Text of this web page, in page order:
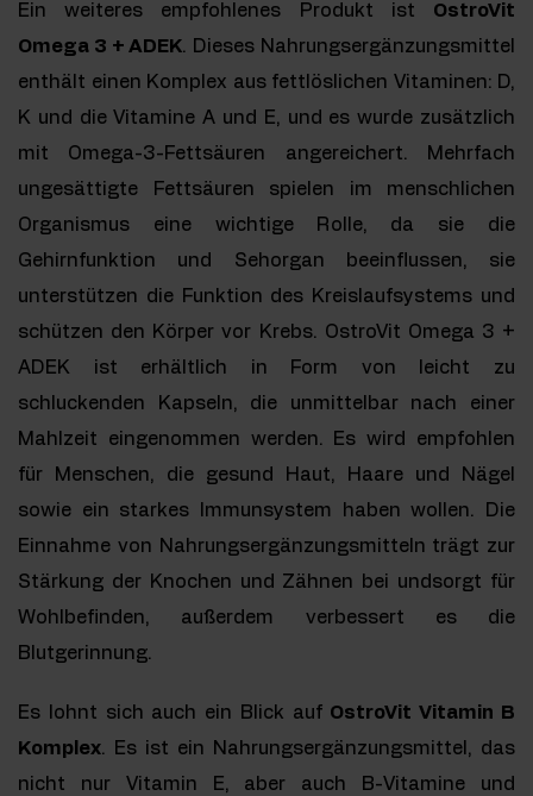
Ein weiteres empfohlenes Produkt ist OstroVit
Omega 3 + ADEK. Dieses Nahrungsergänzungsmittel
enthält einen Komplex aus fettlöslichen Vitaminen: D,
K und die Vitamine A und E, und es wurde zusätzlich
mit Omega-3-Fettsäuren angereichert. Mehrfach
ungesättigte Fettsäuren spielen im menschlichen
Organismus eine wichtige Rolle, da sie die
Gehirnfunktion und Sehorgan beeinflussen, sie
unterstützen die Funktion des Kreislaufsystems und
schützen den Körper vor Krebs. OstroVit Omega 3 +
ADEK ist erhältlich in Form von leicht zu
schluckenden Kapseln, die unmittelbar nach einer
Mahlzeit eingenommen werden. Es wird empfohlen
für Menschen, die gesund Haut, Haare und Nägel
sowie ein starkes Immunsystem haben wollen. Die
Einnahme von Nahrungsergänzungsmitteln trägt zur
Stärkung der Knochen und Zähnen bei undsorgt für
Wohlbefinden, außerdem verbessert es die
Blutgerinnung.
Es lohnt sich auch ein Blick auf OstroVit Vitamin B
Komplex. Es ist ein Nahrungsergänzungsmittel, das
nicht nur Vitamin E, aber auch B-Vitamine und